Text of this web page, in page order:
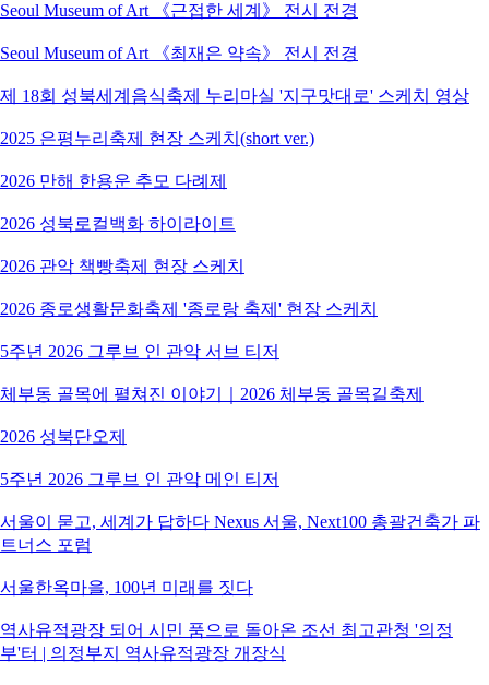
Seoul Museum of Art 《근접한 세계》 전시 전경
Seoul Museum of Art 《최재은 약속》 전시 전경
제 18회 성북세계음식축제 누리마실 '지구맛대로' 스케치 영상
2025 은평누리축제 현장 스케치(short ver.)
2026 만해 한용운 추모 다례제
2026 성북로컬백화 하이라이트
2026 관악 책빵축제 현장 스케치
2026 종로생활문화축제 '종로랑 축제' 현장 스케치
5주년 2026 그루브 인 관악 서브 티저
체부동 골목에 펼쳐진 이야기｜2026 체부동 골목길축제
2026 성북단오제
5주년 2026 그루브 인 관악 메인 티저
서울이 묻고, 세계가 답하다 Nexus 서울, Next100 총괄건축가 파
트너스 포럼
서울한옥마을, 100년 미래를 짓다
역사유적광장 되어 시민 품으로 돌아온 조선 최고관청 '의정
부'터 | 의정부지 역사유적광장 개장식